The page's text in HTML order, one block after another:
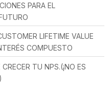
PARA EL
LIFETIME VALUE
COMPUESTO
TU NPS.(¡NO ES